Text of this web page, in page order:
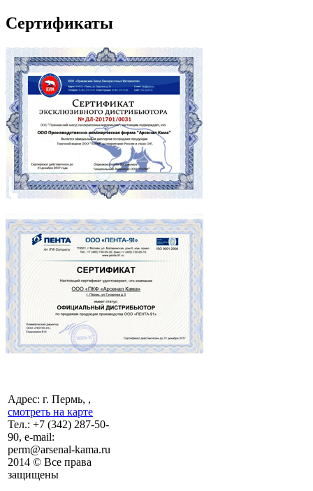
Сертификаты
Адрес: г. Пермь, ,
смотреть на карте
Тел.: +7 (342) 287-50-
90, e-mail:
perm@arsenal-kama.ru
2014 © Все права
защищены